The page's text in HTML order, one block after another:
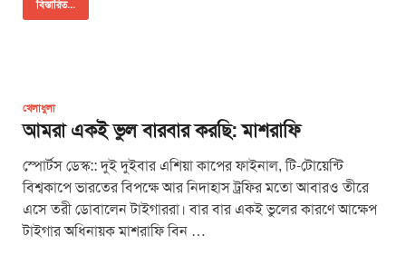
বিস্তারিত...
খেলাধুলা
আমরা একই ভুল বারবার করছি: মাশরাফি
স্পোর্টস ডেস্ক:: দুই দুইবার এশিয়া কাপের ফাইনাল, টি-টোয়েন্টি
বিশ্বকাপে ভারতের বিপক্ষে আর নিদাহাস ট্রফির মতো আবারও তীরে
এসে তরী ডোবালেন টাইগাররা। বার বার একই ভুলের কারণে আক্ষেপ
টাইগার অধিনায়ক মাশরাফি বিন …